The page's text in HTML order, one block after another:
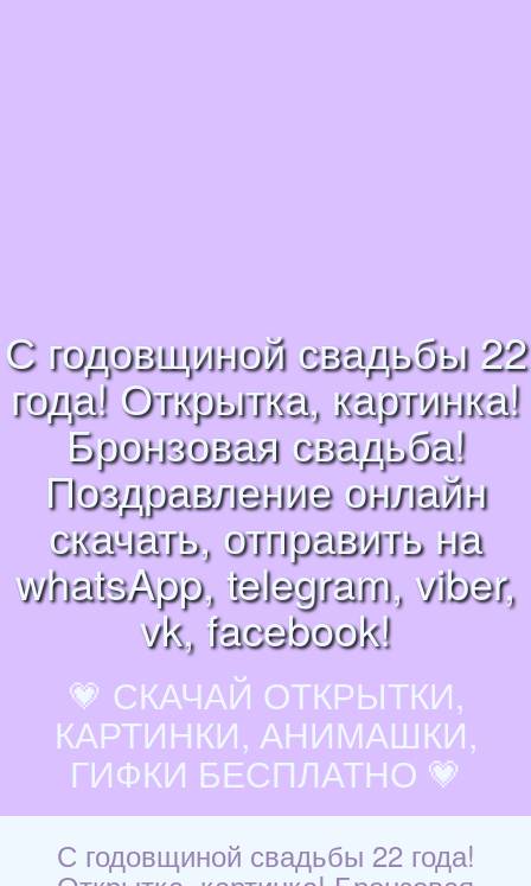
С годовщиной свадьбы 22
года! Открытка, картинка!
Бронзовая свадьба!
Поздравление онлайн
скачать, отправить на
whatsApp, telegram, viber,
vk, facebook!
💗 СКАЧАЙ ОТКРЫТКИ,
КАРТИНКИ, АНИМАШКИ,
ГИФКИ БЕСПЛАТНО 💗
С годовщиной свадьбы 22 года!